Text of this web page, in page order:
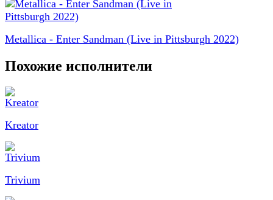
Metallica - Enter Sandman (Live in Pittsburgh 2022)
Похожие исполнители
Kreator
Trivium